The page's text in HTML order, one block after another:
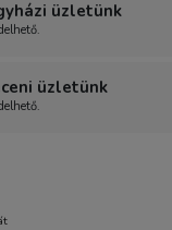
üzletünk
üzletünk